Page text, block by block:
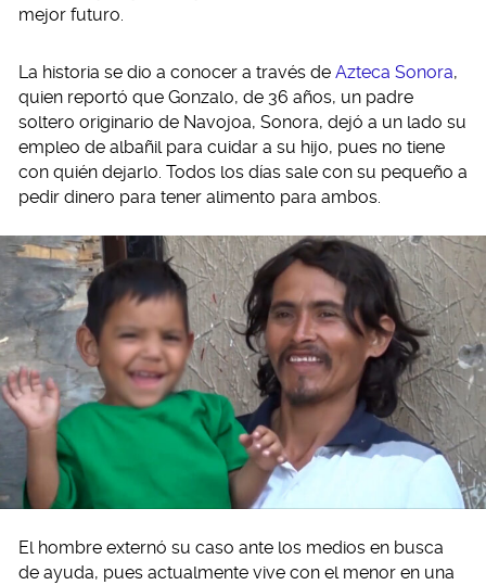
mejor futuro.
La historia se dio a conocer a través de Azteca Sonora,
quien reportó que Gonzalo, de 36 años, un padre
soltero originario de Navojoa, Sonora, dejó a un lado su
empleo de albañil para cuidar a su hijo, pues no tiene
con quién dejarlo. Todos los días sale con su pequeño a
pedir dinero para tener alimento para ambos.
El hombre externó su caso ante los medios en busca
de ayuda, pues actualmente vive con el menor en una